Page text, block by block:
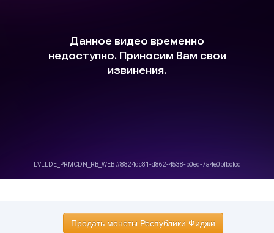
Продать монеты Республики Фиджи